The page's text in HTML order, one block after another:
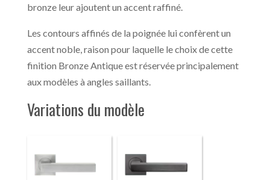
bronze leur ajoutent un accent raffiné.
Les contours affinés de la poignée lui confèrent un
accent noble, raison pour laquelle le choix de cette
finition Bronze Antique est réservée principalement
aux modèles à angles saillants.
Variations du modèle